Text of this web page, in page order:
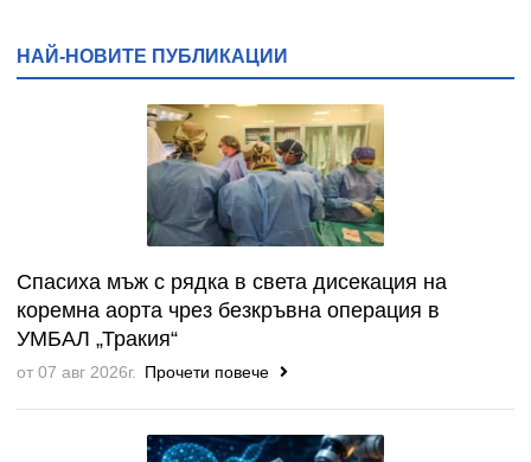
НАЙ-НОВИТЕ ПУБЛИКАЦИИ
Спасиха мъж с рядка в света дисекация на
коремна аорта чрез безкръвна операция в
УМБАЛ „Тракия“
от 07 авг 2026г. Прочети повече